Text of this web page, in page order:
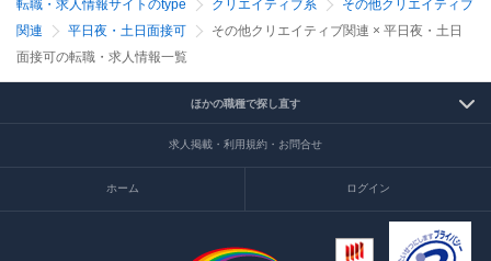
転職・求人情報サイトのtype クリエイティブ系
その他クリエイティブ
関連
平日夜・土日面接可
その他クリエイティブ関連 × 平日夜・土日
面接可の転職・求人情報一覧
ほかの職種で探し直す
求人掲載・利用規約・お問合せ
ホーム ログイン